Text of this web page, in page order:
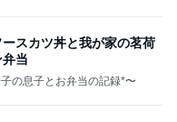
スカツ丼と我が家の茗荷
当
の息子とお弁当の記録*〜